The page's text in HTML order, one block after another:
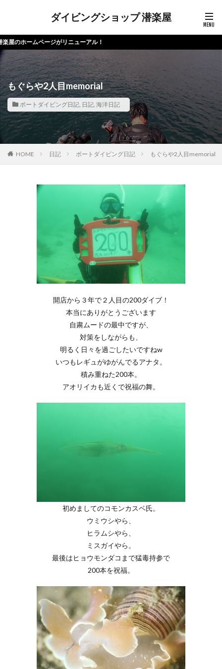
ダイビングショップ 潜楽屋
ームページがリニューアル！
もぐらや2人目memorial
ボートダイビング日記, 日記, 海洋日記
HOME 日記 ボートダイビング日記 もぐらや2人目memorial
開店から３年で２人目の200ダイブ！
本当にありがとうございます
自粛ムードの最中ですが、
対策をしながらも、
明るく日々を過ごしたいですねw
いつもレギュがゆがんでるアナタ。
積み重ねた200本。
アオリイカも近くで祝福の舞。
初めましてのコモンカスベ氏。
ウミウシやら、
ヒラムシやら、
ミスガイやら。
最後はヒョウモンダコまで猛毒持参で
200本を祝福。